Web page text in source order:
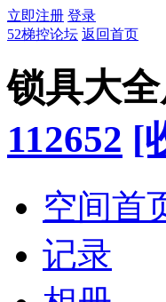
立即注册 登录
52梯控论坛 返回首页
锁具大
112652 [
空间首
记录